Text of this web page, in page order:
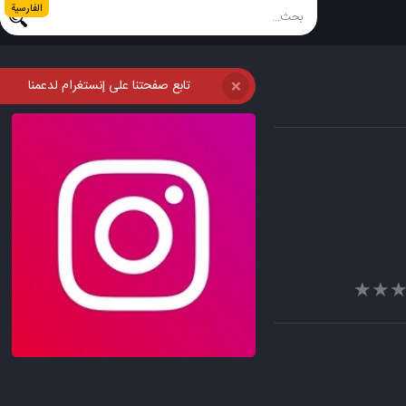
الفارسية
تابع صفحتنا على إنستغرام لدعمنا ❌